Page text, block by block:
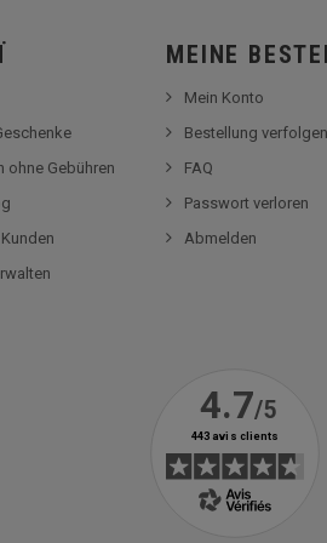
ohne Gebühren
MEINE
Mein Konto
Bestellung verfolgen
FAQ
Passwort verloren
Abmelden